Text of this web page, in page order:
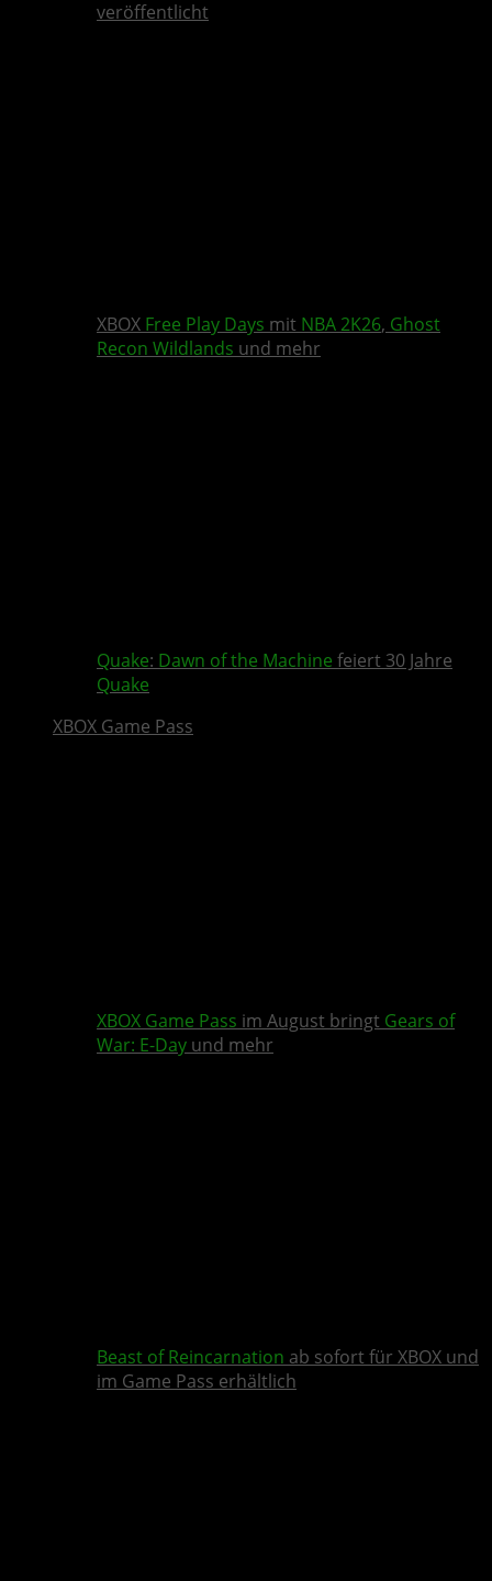
veröffentlicht
XBOX Free Play Days mit NBA 2K26, Ghost
Recon Wildlands und mehr
Quake: Dawn of the Machine feiert 30 Jahre
Quake
XBOX Game Pass
XBOX Game Pass im August bringt Gears of
War: E-Day und mehr
Beast of Reincarnation ab sofort für XBOX und
im Game Pass erhältlich